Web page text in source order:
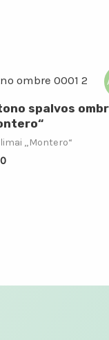
spalvos
„Montero“